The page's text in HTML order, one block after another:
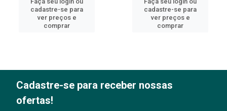
cadastre-se para
ver preços e
comprar
cadastre-se para
ver preços e
comprar
Cadastre-se para receber nossas
ofertas!